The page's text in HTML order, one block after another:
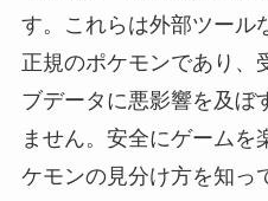
す。これらは外部ツール
正規のポケモンであり、
ブデータに悪影響を及ぼ
ません。安全にゲームを
ケモンの見分け方を知っ